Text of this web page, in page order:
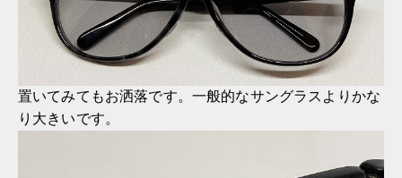
置いてみてもお洒落です。一般的なサングラスよりかな
り大きいです。